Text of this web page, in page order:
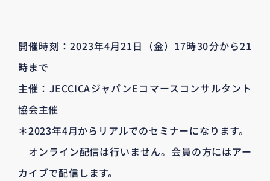
開催時刻：2023年4月21日（金）17時30分から21
時まで
主催：JECCICAジャパンEコマースコンサルタント
協会主催
＊2023年4月からリアルでのセミナーになります。
オンライン配信は行いません。会員の方にはアー
カイブで配信します。